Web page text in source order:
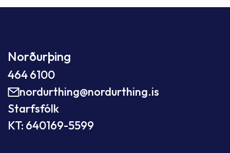
Norðurþing
464 6100
nordurthing@nordurthing.is
Starfsfólk
KT: 640169-5599